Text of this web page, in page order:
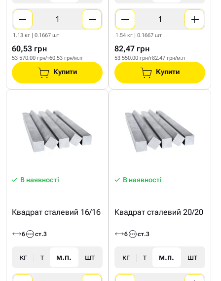
1.13 кг | 0.1667 шт
60,53 грн
53 570.00 грн/т60.53 грн/м.п
Купити
1.54 кг | 0.1667 шт
82,47 грн
53 550.00 грн/т82.47 грн/м.п
Купити
В наявності
Квадрат сталевий 16/16
6 ст.3
кг т м.п. шт
В наявності
Квадрат сталевий 20/20
6 ст.3
кг т м.п. шт